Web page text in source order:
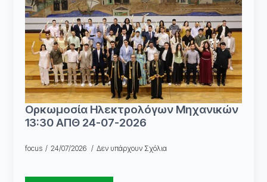
Ορκωμοσία Ηλεκτρολόγων Μηχανικών
13:30 ΑΠΘ 24-07-2026
focus 24/07/2026 Δεν υπάρχουν Σχόλια